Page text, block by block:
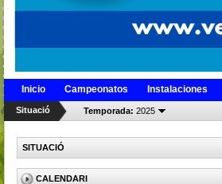
Inicio Campeonatos Instalaciones
Situació Temporada: 2025
SITUACIÓ
CALENDARI